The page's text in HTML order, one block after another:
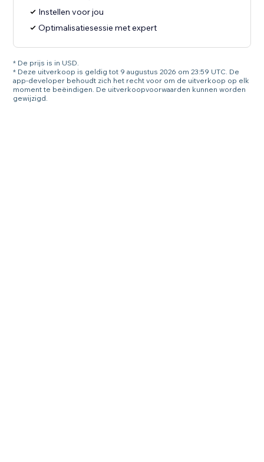
Instellen voor jou
Optimalisatiesessie met expert
* De prijs is in USD.
* Deze uitverkoop is geldig tot 9 augustus 2026 om 23:59 UTC. De
app-developer behoudt zich het recht voor om de uitverkoop op elk
moment te beëindigen. De uitverkoopvoorwaarden kunnen worden
gewijzigd.